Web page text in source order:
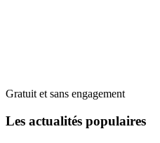
Gratuit et sans engagement
Les actualités populaires